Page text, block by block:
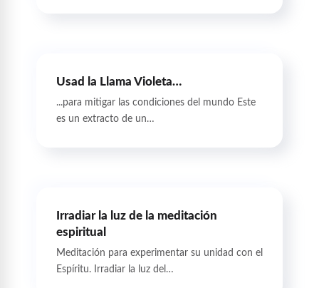
Usad la Llama Violeta…
...para mitigar las condiciones del mundo Este
es un extracto de un…
Irradiar la luz de la meditación
espiritual
Meditación para experimentar su unidad con el
Espíritu. Irradiar la luz del…